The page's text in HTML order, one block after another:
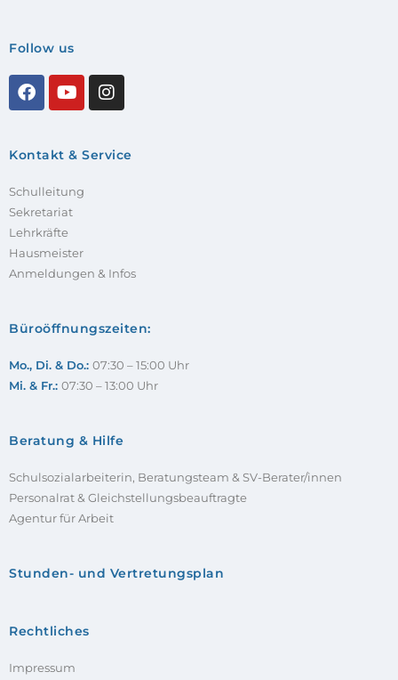
Follow us
Kontakt & Service
Schulleitung
Sekretariat
Lehrkräfte
Hausmeister
Anmeldungen & Infos
Büroöffnungszeiten:
Mo., Di. & Do.: 07:30 – 15:00 Uhr
Mi. & Fr.: 07:30 – 13:00 Uhr
Beratung & Hilfe
Schulsozialarbeiterin, Beratungsteam & SV-Berater/innen
Personalrat & Gleichstellungsbeauftragte
Agentur für Arbeit
Stunden- und Vertretungsplan
Rechtliches
Impressum